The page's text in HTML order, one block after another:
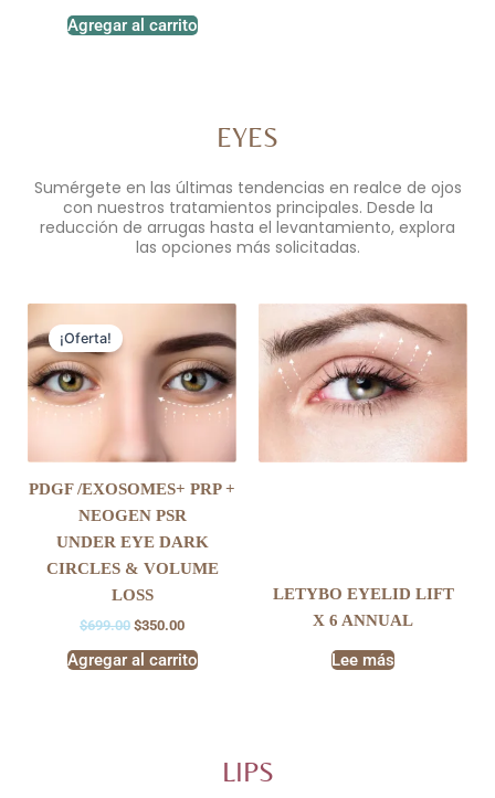
Agregar al carrito
EYES
Sumérgete en las últimas tendencias en realce de ojos
con nuestros tratamientos principales. Desde la
reducción de arrugas hasta el levantamiento, explora
las opciones más solicitadas.
¡Oferta!
PDGF /EXOSOMES+ PRP +
NEOGEN PSR
UNDER EYE DARK
CIRCLES & VOLUME
LOSS
$699.00
was:
$699.00.
$350.00
price
is:
$350.00.
Agregar al carrito
LETYBO EYELID LIFT
X 6 ANNUAL
Lee más
LIPS